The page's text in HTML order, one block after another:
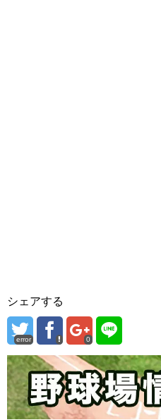
シェアする
error 0